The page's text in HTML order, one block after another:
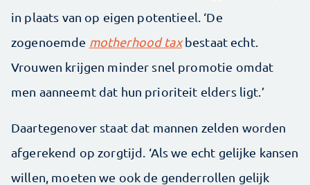
in plaats van op eigen potentieel. ‘De
zogenoemde motherhood taxbestaat echt.
Vrouwen krijgen minder snel promotie omdat
men aanneemt dat hun prioriteit elders ligt.’
Daartegenover staat dat mannen zelden worden
afgerekend op zorgtijd. ‘Als we echt gelijke kansen
willen, moeten we ook de genderrollen gelijk